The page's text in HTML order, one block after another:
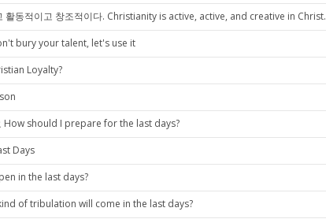
활동적이고 창조적이다. Christianity is active, active, and creative in Christ.
bury your talent, let's use it
Loyalty?
How should I prepare for the last days?
Days
in the last days?
of tribulation will come in the last days?